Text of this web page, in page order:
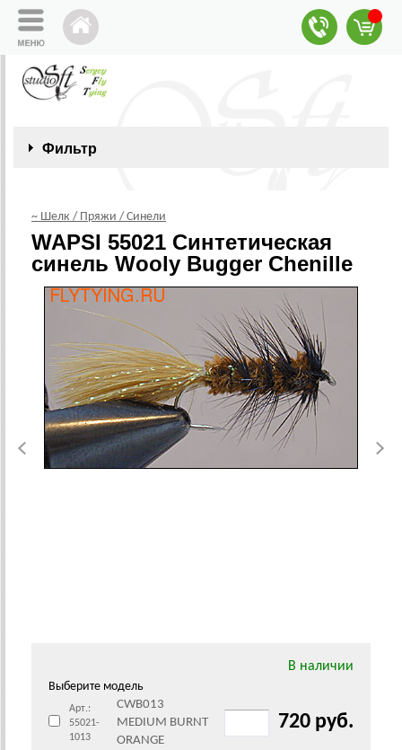
Фильтр
~ Шелк / Пряжи / Синели
WAPSI 55021 Синтетическая
синель Wooly Bugger Chenille
В наличии
Выберите модель
Арт.:
55021-
1013
CWB013
MEDIUM BURNT
ORANGE
720 руб.